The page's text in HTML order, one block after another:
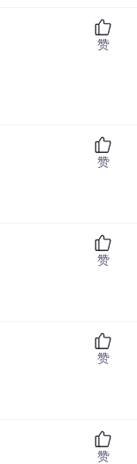
赞
赞
赞
赞
赞